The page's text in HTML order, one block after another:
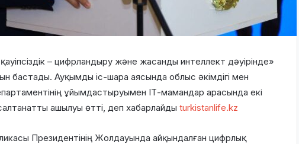
– цифрландыру және жасанды интеллект дәуірінде»
бастады. Ауқымды іс-шара аясында облыс әкімдігі мен
ұйымдастыруымен ІТ-мамандар арасында екі
ашылуы өтті, деп хабарлайды turkistanlife.kz
Президентінің Жолдауында айқындалған цифрлық